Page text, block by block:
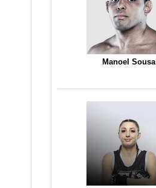
Manoel Sousa